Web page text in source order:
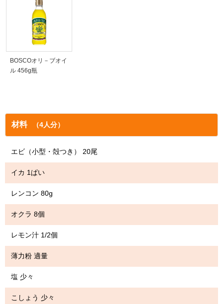
BOSCOオリ－ブオイ
ル 456g瓶
材料 （4人分）
エビ（小型・殻つき） 20尾
イカ 1ぱい
レンコン 80g
オクラ 8個
レモン汁 1/2個
薄力粉 適量
塩 少々
こしょう 少々